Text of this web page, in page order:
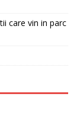
care vin in parc